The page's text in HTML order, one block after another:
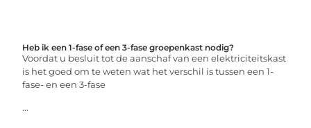
Heb ik een 1-fase of een 3-fase groepenkast nodig?
Voordat u besluit tot de aanschaf van een elektriciteitskast
is het goed om te weten wat het verschil is tussen een 1-
fase- en een 3-fase
...